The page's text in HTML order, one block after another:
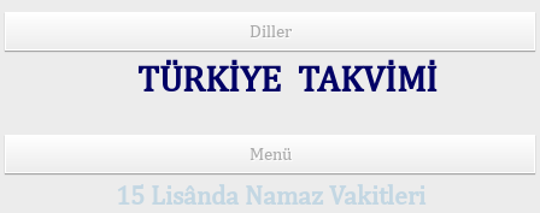
Diller
TÜRKİYE TAKVİMİ
Menü
15 Lisânda Namaz Vakitleri